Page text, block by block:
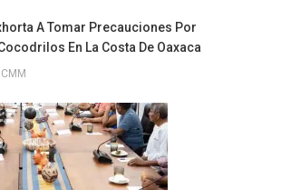
A Tomar Precauciones Por
En La Costa De Oaxaca
CMM